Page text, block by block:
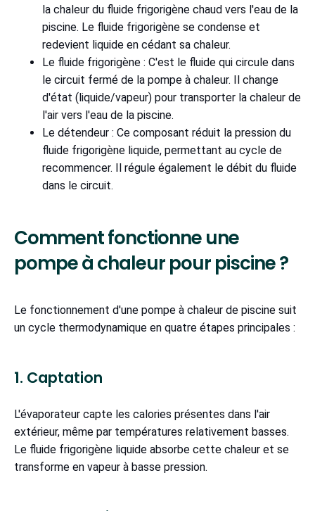
la chaleur du fluide frigorigène chaud vers l'eau de la
piscine. Le fluide frigorigène se condense et
redevient liquide en cédant sa chaleur.
Le fluide frigorigène : C'est le fluide qui circule dans
le circuit fermé de la pompe à chaleur. Il change
d'état (liquide/vapeur) pour transporter la chaleur de
l'air vers l'eau de la piscine.
Le détendeur : Ce composant réduit la pression du
fluide frigorigène liquide, permettant au cycle de
recommencer. Il régule également le débit du fluide
dans le circuit.
Comment fonctionne une
pompe à chaleur pour piscine ?
Le fonctionnement d'une pompe à chaleur de piscine suit
un cycle thermodynamique en quatre étapes principales :
1. Captation
L'évaporateur capte les calories présentes dans l'air
extérieur, même par températures relativement basses.
Le fluide frigorigène liquide absorbe cette chaleur et se
transforme en vapeur à basse pression.